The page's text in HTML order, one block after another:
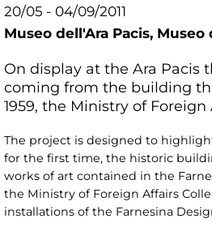
20/05 - 04/09/2011
Museo dell'Ara Pacis, Museo
On display at the Ara Pacis
coming from the building
1959, the Ministry of Foreign
The project is designed to
for the first time, the historic
works of art contained in the
the Ministry of Foreign Affairs
installations of the Farnesina